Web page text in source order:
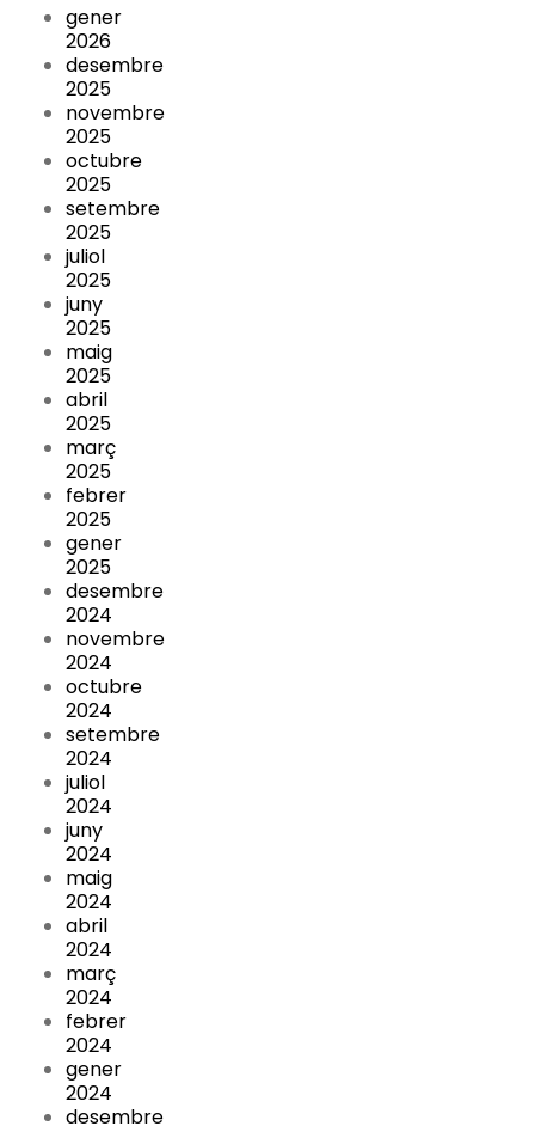
gener
2026
desembre
2025
novembre
2025
octubre
2025
setembre
2025
juliol
2025
juny
2025
maig
2025
abril
2025
març
2025
febrer
2025
gener
2025
desembre
2024
novembre
2024
octubre
2024
setembre
2024
juliol
2024
juny
2024
maig
2024
abril
2024
març
2024
febrer
2024
gener
2024
desembre